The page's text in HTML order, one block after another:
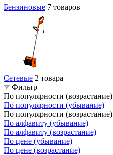
Бензиновые 7 товаров
Сетевые 2 товара
Фильтр
По популярности (возрастание)
По популярности (убывание)
По популярности (возрастание)
По алфавиту (убывание)
По алфавиту (возрастание)
По цене (убывание)
По цене (возрастание)